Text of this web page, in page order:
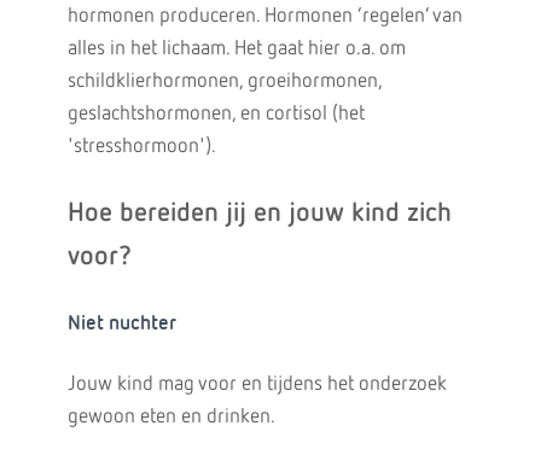
hormonen produceren. Hormonen ‘regelen’ van
alles in het lichaam. Het gaat hier o.a. om
schildklierhormonen, groeihormonen,
geslachtshormonen, en cortisol (het
'stresshormoon').
Hoe bereiden jij en jouw kind zich
voor?
Niet nuchter
Jouw kind mag voor en tijdens het onderzoek
gewoon eten en drinken.